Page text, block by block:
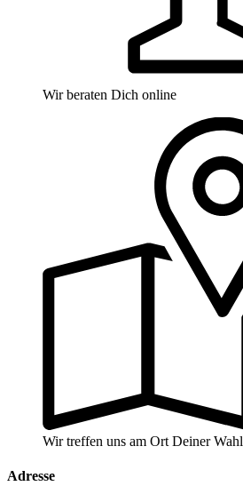
Wir beraten Dich online
Wir treffen uns am Ort Deiner Wahl
Adresse